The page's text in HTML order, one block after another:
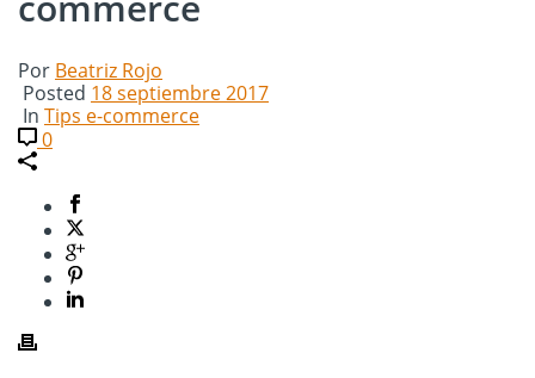
Por Beatriz Rojo
Posted 18 septiembre 2017
In Tips e-commerce
0